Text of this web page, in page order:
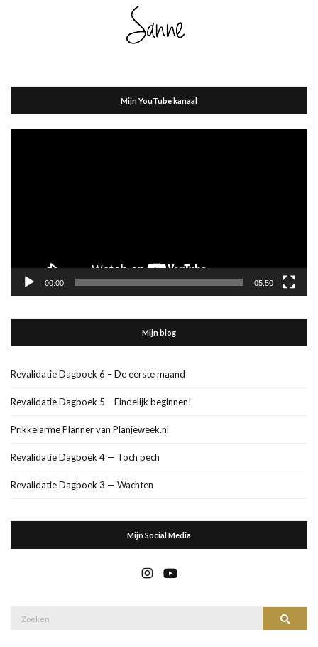
Mijn YouTube kanaal
00:00 05:50
Mijn blog
Revalidatie Dagboek 6 – De eerste maand
Revalidatie Dagboek 5 – Eindelijk beginnen!
Prikkelarme Planner van Planjeweek.nl
Revalidatie Dagboek 4 — Toch pech
Revalidatie Dagboek 3 — Wachten
Mijn Social Media